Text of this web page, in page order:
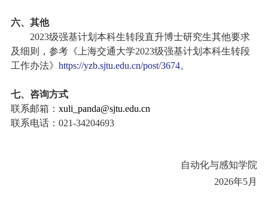
六、其他
2023级强基计划本科生转段直升博士研究生其他要求
及细则，参考《上海交通大学2023级强基计划本科生转段
工作办法》 https://yzb.sjtu.edu.cn/post/3674。
七、咨询方式
联系邮箱： xuli_panda@sjtu.edu.cn
联系电话： 021-34204693
自动化与感知学院
2026年5月